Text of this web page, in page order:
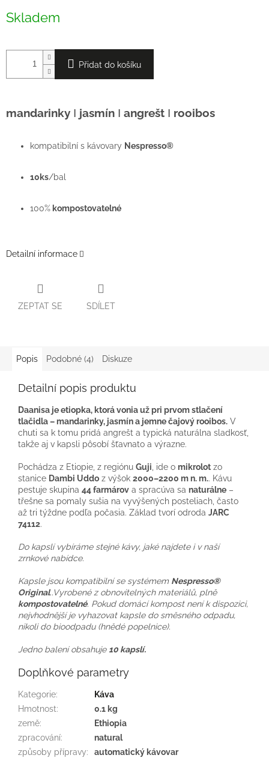
cena:
Skladem
Přidat do košíku
mandarinky Ι jasmín Ι angrešt Ι rooibos
kompatibilní s kávovary Nespresso®
10ks/bal
100% kompostovatelné
Detailní informace
ZEPTAT SE SDÍLET
Popis Podobné (4) Diskuze
Detailní popis produktu
Daanisa je etiopka, ktorá vonia už pri prvom stlačení
tlačidla – mandarinky, jasmín a jemne čajový rooibos. V
chuti sa k tomu pridá angrešt a typická naturálna sladkosť,
takže aj v kapsli pôsobí šťavnato a výrazne.
Pochádza z Etiopie, z regiónu Guji, ide o mikrolot zo
stanice Dambi Uddo z výšok 2000–2200 m n. m.. Kávu
pestuje skupina 44 farmárov a spracúva sa naturálne –
třešne sa pomaly sušia na vyvýšených posteliach, často
až tri týždne podľa počasia. Základ tvorí odroda JARC
74112.
Do kapslí vybíráme stejné kávy, jaké najdete i v naší
zrnkové nabídce.
Kapsle jsou kompatibilní se systémem Nespresso®
Original..Vyrobené z obnovitelných materiálů, plně
kompostovatelné. Pokud domácí kompost není k dispozici,
nejvhodnější je vyhazovat kapsle do směsného odpadu,
nikoli do bioodpadu (hnědé popelnice).
Jedno balení obsahuje 10 kapslí.
Doplňkové parametry
Kategorie:
Káva
Hmotnost:
0.1 kg
země:
Ethiopia
zpracování:
natural
způsoby přípravy:
automatický kávovar